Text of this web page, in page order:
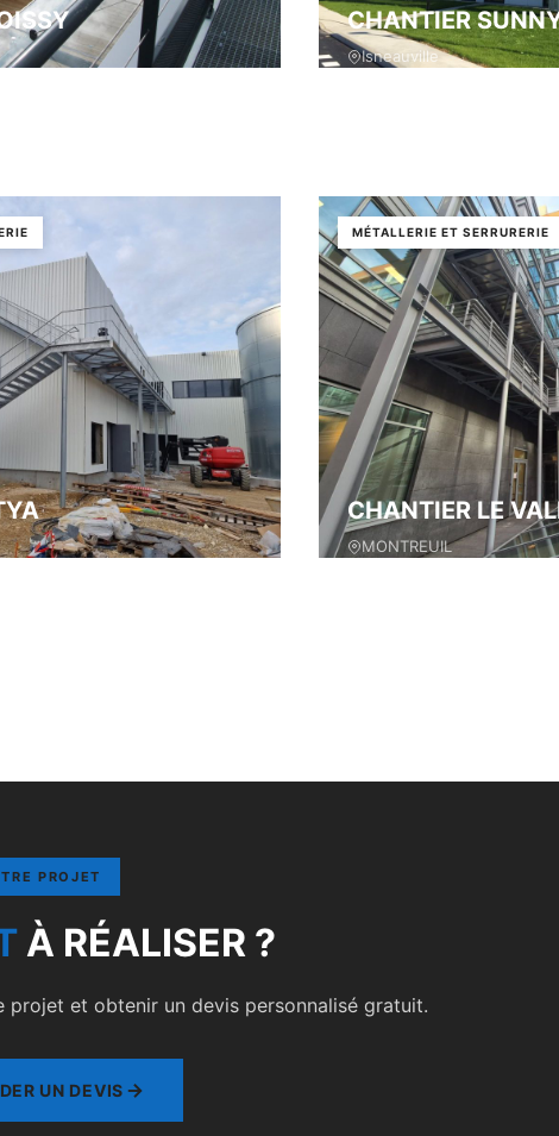
CHANTIER
Isneauville
MÉTALLERIE ET SERRURERIE
CHANTIER LE
MONTREUIL
PROJET
À RÉALISER ?
et obtenir un devis personnalisé gratuit.
UN DEVIS